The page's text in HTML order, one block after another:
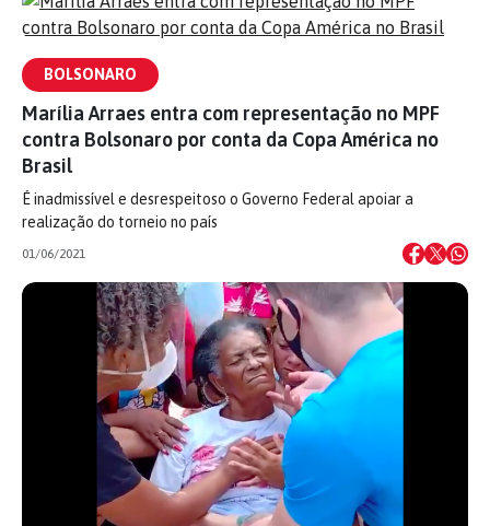
BOLSONARO
Marília Arraes entra com representação no MPF
contra Bolsonaro por conta da Copa América no
Brasil
É inadmissível e desrespeitoso o Governo Federal apoiar a
realização do torneio no país
01/06/2021